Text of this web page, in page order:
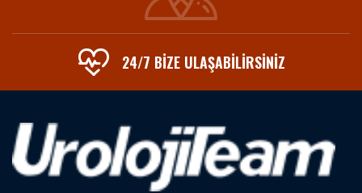
24/7 BIZE ULAŞABİLİRSİNİZ